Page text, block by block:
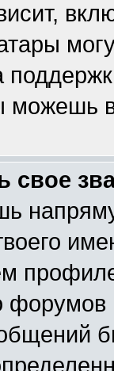
можешь
свое